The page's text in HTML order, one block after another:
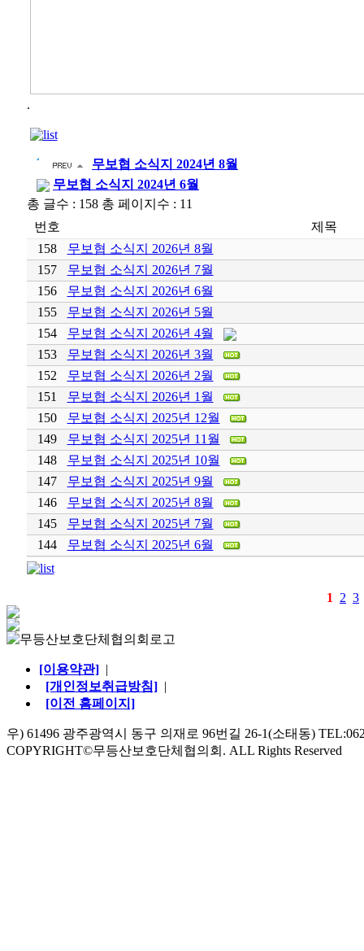
.
무보협 소식지 2024년 8월
무보협 소식지 2024년 6월
총 글수 : 158 총 페이지수 : 11
번호
제목
158
무보협 소식지 2026년 8월
157
무보협 소식지 2026년 7월
156
무보협 소식지 2026년 6월
155
무보협 소식지 2026년 5월
154
무보협 소식지 2026년 4월
153
무보협 소식지 2026년 3월
152
무보협 소식지 2026년 2월
151
무보협 소식지 2026년 1월
150
무보협 소식지 2025년 12월
149
무보협 소식지 2025년 11월
148
무보협 소식지 2025년 10월
147
무보협 소식지 2025년 9월
146
무보협 소식지 2025년 8월
145
무보협 소식지 2025년 7월
144
무보협 소식지 2025년 6월
1 2 3
[이용약관] |
[개인정보취급방침] |
[이전 홈페이지]
우) 61496 광주광역시 동구 의재로 96번길 26-1(소태동)
COPYRIGHT©무등산보호단체협의회. ALL Rights Reserved